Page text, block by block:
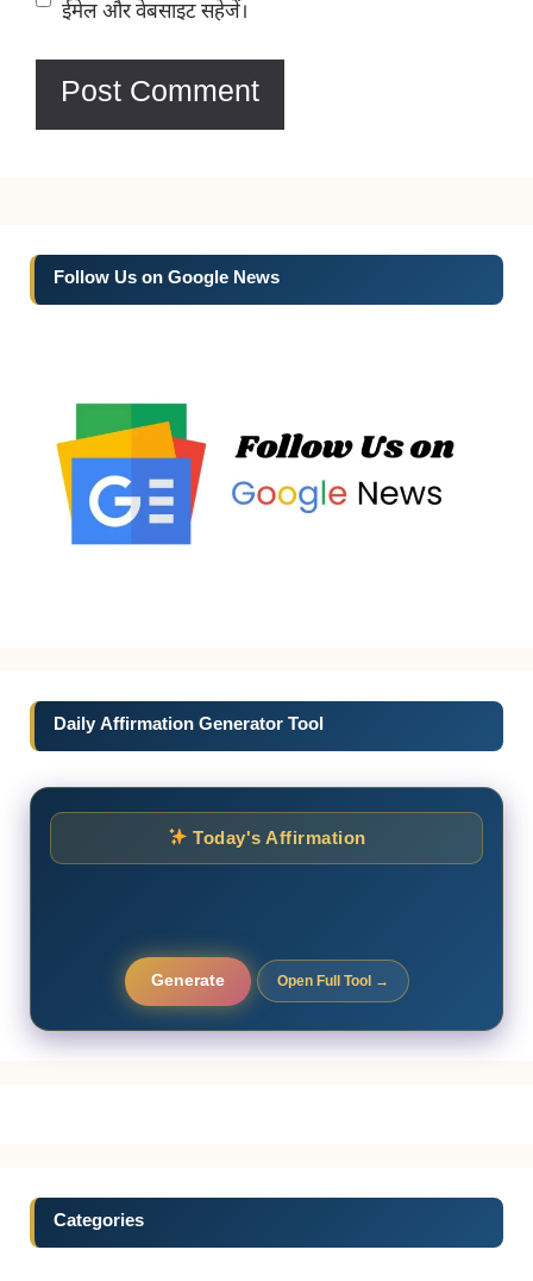
ईमेल और वेबसाइट सहेजें।
Follow Us on Google News
Daily Affirmation Generator Tool
Today's Affirmation
Generate Open Full Tool →
Categories